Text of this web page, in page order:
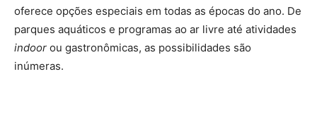
oferece opções especiais em todas as épocas do ano. De
parques aquáticos e programas ao ar livre até atividades
indoor ou gastronômicas, as possibilidades são
inúmeras.